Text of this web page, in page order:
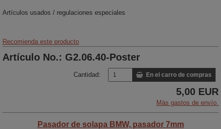
Artículos usados / regulaciones especiales
Recomienda este producto
Artículo No.: G2.06.40-Poster
Cantidad: En el carro de compras
5,00 EUR
Más gastos de envío.
Pasador de solapa BMW, pasador 7mm